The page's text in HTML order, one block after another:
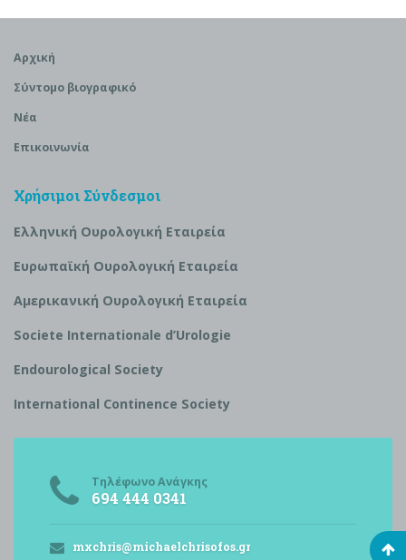
Αρχική
Σύντομο βιογραφικό
Νέα
Επικοινωνία
Χρήσιμοι Σύνδεσμοι
Ελληνική Ουρολογική Εταιρεία
Ευρωπαϊκή Ουρολογική Εταιρεία
Αμερικανική Ουρολογική Εταιρεία
Societe Internationale d’Urologie
Endourological Society
International Continence Society
Τηλέφωνο Ανάγκης
694 444 0341
mxchris@michaelchrisofos.gr